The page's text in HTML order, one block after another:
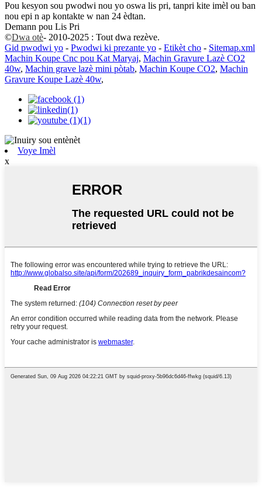
Pou kesyon sou pwodwi nou yo oswa lis pri, tanpri kite imèl ou ban
nou epi n ap kontakte w nan 24 èdtan.
Demann pou Lis Pri
©Dwa otè- 2010-2025 : Tout dwa rezève.
Gid pwodwi yo - Pwodwi ki prezante yo - Etikèt cho - Sitemap.xml
Machin Koupe Cnc pou Kat Maryaj, Machin Gravure Lazè CO2
40w, Machin grave lazè mini pòtab, Machin Koupe CO2, Machin
Gravure Koupe Lazè 40w,
Voye Imèl
x